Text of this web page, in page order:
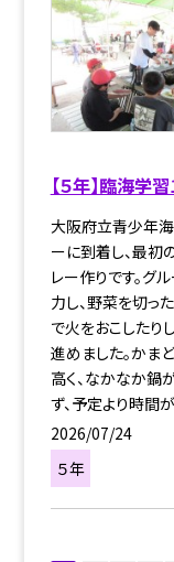
【５年】臨海学習
大阪府立青少年
ーに到着し、最初
レー作りです。グ
力し、野菜を切っ
で火をおこしたり
進めました。かま
高く、なかなか鍋
ず、予定より時間
2026/07/24
５年